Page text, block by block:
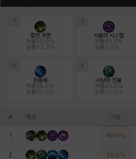
1
할인 쿠폰
픽률
승률
60.0%
33.3 %
2
서큘러 시스템
픽률
승률
60.0%
0.0%
4
진통제
픽률
승률
40.0%
50.0%
5
사냥의 전율
픽률
승률
40.0%
50.0%
# 특성 픽률
1 40.0%
2 20.0%